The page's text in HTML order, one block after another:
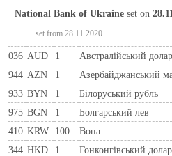
National Bank of Ukraine set on
set from 28.11.2020
036 AUD 1 Австралійський долар
944 AZN 1 Азербайджанський
933 BYN 1 Бiлоруський рубль
975 BGN 1 Болгарський лев
410 KRW 100 Вона
344 HKD 1 Гонконгівський долар